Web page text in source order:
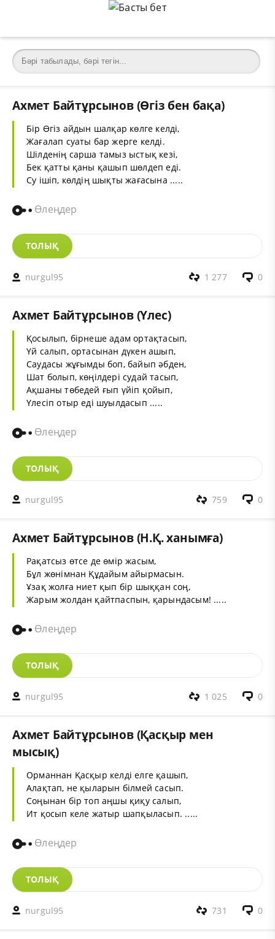
Ахмет Байтұрсынов (Өгіз бен бақа)
Бір Өгіз айдын шалқар көлге келді,
Жағалап суаты бар жерге келді.
Шілденің сарша тамыз ыстық кезі,
Бек қатты қаны қашып шөлдеп еді.
Су ішіп, көлдің шықты жағасына .....
Өлеңдер
ТОЛЫҚ
nurgul95 0
1 277
Ахмет Байтұрсынов (Үлес)
Қосылып, бірнеше адам ортақтасып,
Үй салып, ортасынан дүкен ашып,
Саудасы жұғымды боп, байып әбден,
Шат болып, көңілдері судай тасып,
Ақшаны төбедей ғып үйіп қойып,
Үлесіп отыр еді шуылдасып .....
Өлеңдер
ТОЛЫҚ
nurgul95 0
759
Ахмет Байтұрсынов (Н.Қ. ханымға)
Рақатсыз өтсе де өмір жасым,
Бұл жөнімнан Құдайым айырмасын.
Ұзақ жолға ниет қып бір шыққан соң,
Жарым жолдан қайтпаспын, қарындасым! .....
Өлеңдер
ТОЛЫҚ
nurgul95 0
1 025
Ахмет Байтұрсынов (Қасқыр мен
мысық)
Орманнан Қасқыр келді елге қашып,
Алақтап, не қыларын білмей сасып.
Соңынан бір топ аңшы қиқу салып,
Ит қосып келе жатыр шапқыласып. .....
Өлеңдер
ТОЛЫҚ
nurgul95 0
731